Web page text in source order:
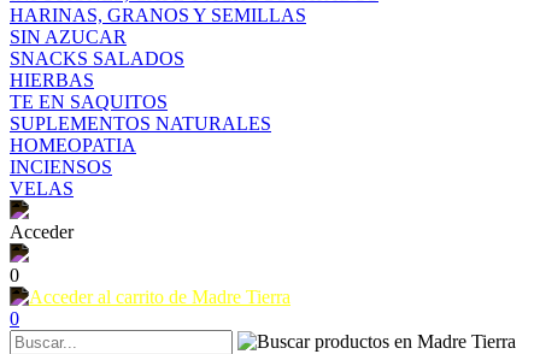
HARINAS, GRANOS Y SEMILLAS
SIN AZUCAR
SNACKS SALADOS
HIERBAS
TE EN SAQUITOS
SUPLEMENTOS NATURALES
HOMEOPATIA
INCIENSOS
VELAS
Acceder
0
0